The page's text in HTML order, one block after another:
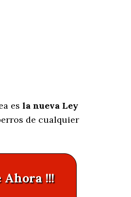
es la nueva Ley
de cualquier
Ahora !!!